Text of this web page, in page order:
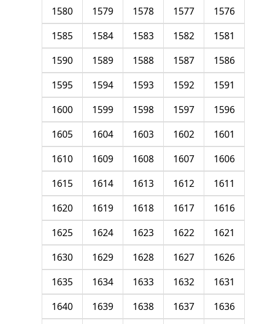
1576
1577
1578
1579
1580
1581
1582
1583
1584
1585
1586
1587
1588
1589
1590
1591
1592
1593
1594
1595
1596
1597
1598
1599
1600
1601
1602
1603
1604
1605
1606
1607
1608
1609
1610
1611
1612
1613
1614
1615
1616
1617
1618
1619
1620
1621
1622
1623
1624
1625
1626
1627
1628
1629
1630
1631
1632
1633
1634
1635
1636
1637
1638
1639
1640